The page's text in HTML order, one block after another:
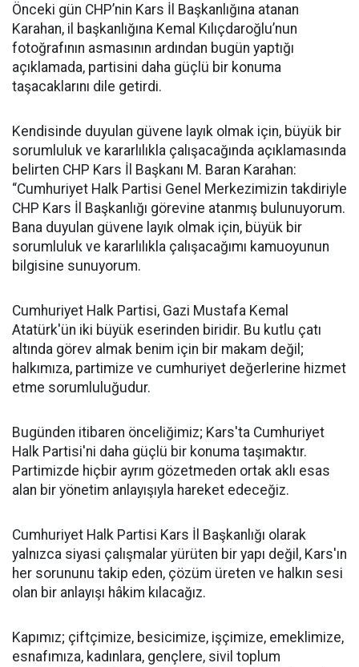
Önceki gün CHP’nin Kars İl Başkanlığına atanan
Karahan, il başkanlığına Kemal Kılıçdaroğlu’nun
fotoğrafının asmasının ardından bugün yaptığı
açıklamada, partisini daha güçlü bir konuma
taşacaklarını dile getirdi.
Kendisinde duyulan güvene layık olmak için, büyük bir
sorumluluk ve kararlılıkla çalışacağında açıklamasında
belirten CHP Kars İl Başkanı M. Baran Karahan:
“Cumhuriyet Halk Partisi Genel Merkezimizin takdiriyle
CHP Kars İl Başkanlığı görevine atanmış bulunuyorum.
Bana duyulan güvene layık olmak için, büyük bir
sorumluluk ve kararlılıkla çalışacağımı kamuoyunun
bilgisine sunuyorum.
Cumhuriyet Halk Partisi, Gazi Mustafa Kemal
Atatürk'ün iki büyük eserinden biridir. Bu kutlu çatı
altında görev almak benim için bir makam değil;
halkımıza, partimize ve cumhuriyet değerlerine hizmet
etme sorumluluğudur.
Bugünden itibaren önceliğimiz; Kars'ta Cumhuriyet
Halk Partisi'ni daha güçlü bir konuma taşımaktır.
Partimizde hiçbir ayrım gözetmeden ortak aklı esas
alan bir yönetim anlayışıyla hareket edeceğiz.
Cumhuriyet Halk Partisi Kars İl Başkanlığı olarak
yalnızca siyasi çalışmalar yürüten bir yapı değil, Kars'ın
her sorununu takip eden, çözüm üreten ve halkın sesi
olan bir anlayışı hâkim kılacağız.
Kapımız; çiftçimize, besicimize, işçimize, emeklimize,
esnafımıza, kadınlara, gençlere, sivil toplum